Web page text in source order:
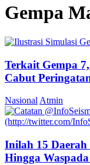
Gempa
Terkait Gempa
Cabut
Nasional Atmin
Inilah 15 Daerah
Hingga